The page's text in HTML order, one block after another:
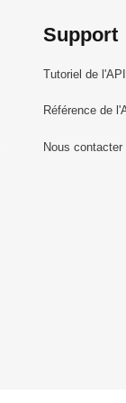
Support
Tutoriel de l'API
Référence de
Nous contacter